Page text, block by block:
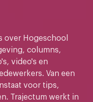
over Hogeschool
columns,
video's en
Van een
voor tips,
Trajectum werkt in